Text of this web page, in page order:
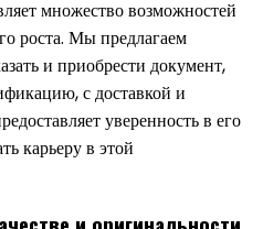
множество возможностей
роста. Мы предлагаем
и приобрести документ,
с доставкой и
уверенность в его
карьеру в этой